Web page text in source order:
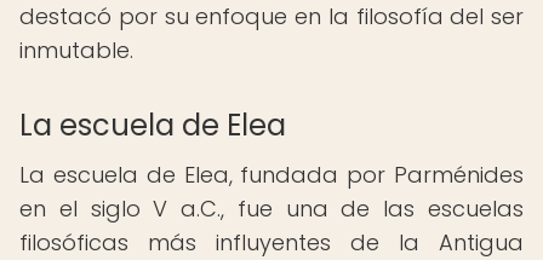
destacó por su enfoque en la filosofía del ser
inmutable.
La escuela de Elea
La escuela de Elea, fundada por Parménides
en el siglo V a.C., fue una de las escuelas
filosóficas más influyentes de la Antigua